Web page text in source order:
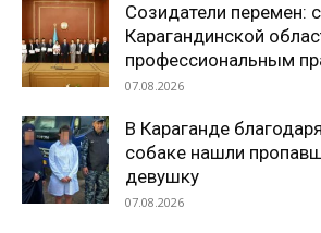
Созидатели перемен:
Карагандинской
профессиональным
07.08.2026
В Караганде
собаке нашли
девушку
07.08.2026